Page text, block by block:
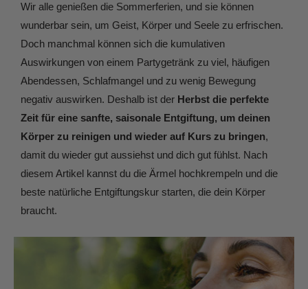
Wir alle genießen die Sommerferien, und sie können
wunderbar sein, um Geist, Körper und Seele zu erfrischen.
Doch manchmal können sich die kumulativen
Auswirkungen von einem Partygetränk zu viel, häufigen
Abendessen, Schlafmangel und zu wenig Bewegung
negativ auswirken. Deshalb ist der Herbst die perfekte
Zeit für eine sanfte, saisonale Entgiftung, um deinen
Körper zu reinigen und wieder auf Kurs zu bringen,
damit du wieder gut aussiehst und dich gut fühlst. Nach
diesem Artikel kannst du die Ärmel hochkrempeln und die
beste natürliche Entgiftungskur starten, die dein Körper
braucht.